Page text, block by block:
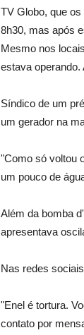
TV Globo, que
8h30, mas após
Mesmo nos
estava
Síndico de um
um gerador na
"Como só voltou
um pouco de
Além da bomba
apresentava
Nas redes
"Enel é tortura.
contato por